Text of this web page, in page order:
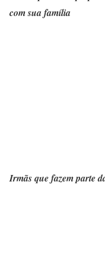
com sua família
Irmãs que fazem parte